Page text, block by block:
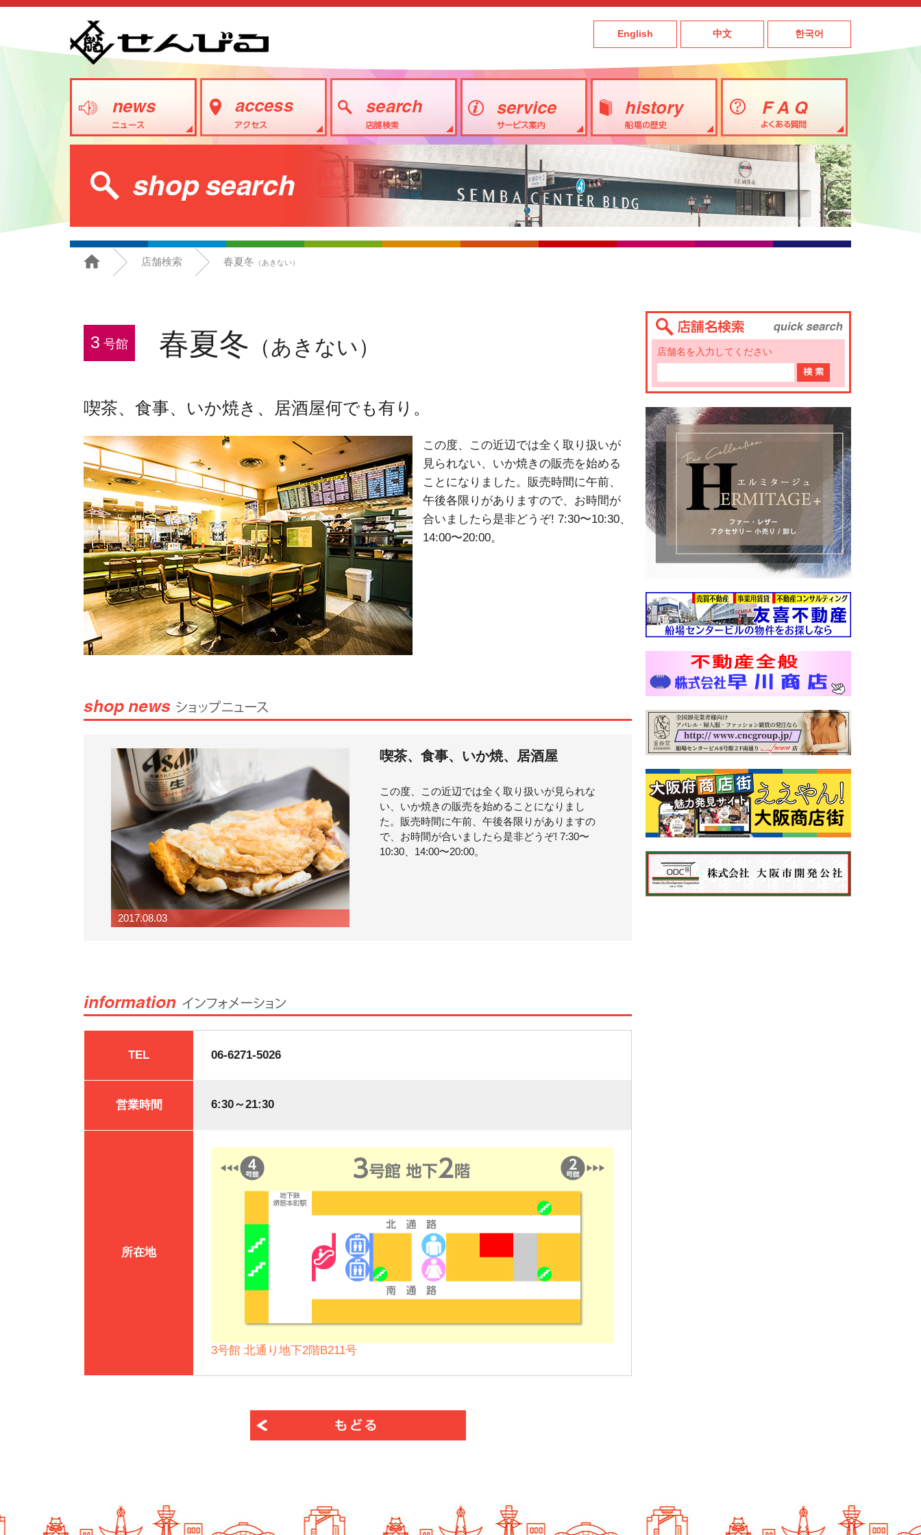
English 中文 한국어
店舗検索 春夏冬 （あきない）
3 号館 春夏冬 （あきない）
喫茶、食事、いか焼き、居酒屋何でも有り。
この度、この近辺では全く取り扱いが
見られない、いか焼きの販売を始める
ことになりました。販売時間に午前、
午後各限りがありますので、お時間が
合いましたら是非どうぞ! 7:30〜10:30、
14:00〜20:00。
2017.08.03
喫茶、食事、いか焼、居酒屋
この度、この近辺では全く取り扱いが見られな
い、いか焼きの販売を始めることになりまし
た。販売時間に午前、午後各限りがありますの
で、お時間が合いましたら是非どうぞ! 7:30〜
10:30、14:00〜20:00。
TEL 06-6271-5026
営業時間 6:30～21:30
所在地
3号館 北通り地下2階B211号
店舗名を入力してください